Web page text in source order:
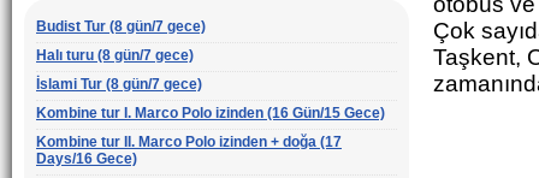
Budist Tur (8 gün/7 gece)
Halı turu (8 gün/7 gece)
İslami Tur (8 gün/7 gece)
Kombine tur I. Marco Polo izinden (16 Gün/15 Gece)
Kombine tur II. Marco Polo izinden + doğa (17
Days/16 Gece)
Çok
Taşkent,